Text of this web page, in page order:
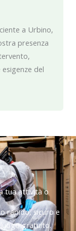
a Urbino,
presenza
del
tua attività o
rapido, sicuro e
gratuito.